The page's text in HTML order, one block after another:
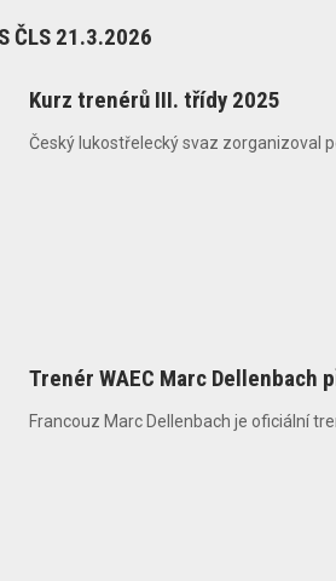
ČLS 21.3.2026
Kurz trenérů III. třídy 2025
Český lukostřelecký svaz zorganizoval
Trenér WAEC Marc Dellenbach
Francouz Marc Dellenbach je oficiální